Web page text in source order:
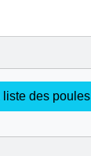
liste des poules